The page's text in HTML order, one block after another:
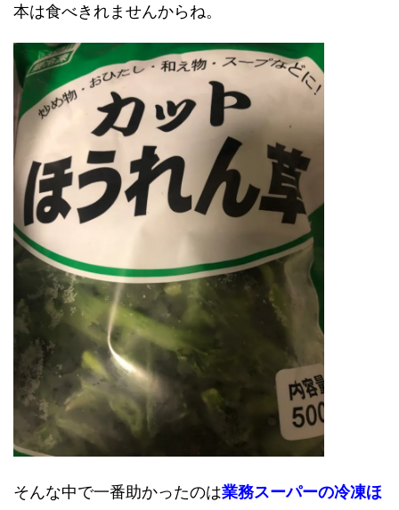
本は食べきれませんからね。
そんな中で一番助かったのは業務スーパーの冷凍ほ